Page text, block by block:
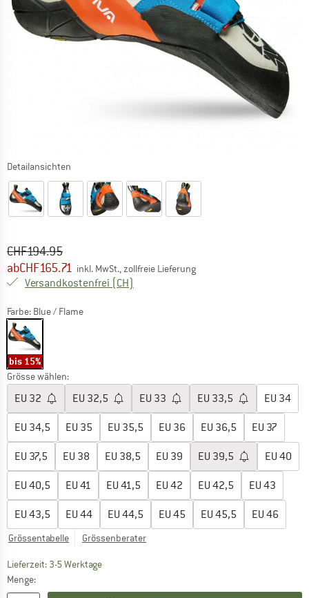
Detailansichten
Ursprünglicher Preis :
CHF194.95
Preis:
abCHF165.71 inkl. MwSt., zollfreie Lieferung
Versandkostenfrei (CH)
Farbe: Blue / Flame
bis 15%
Grösse wählen:
EU 32 EU 32,5 EU 33 EU 33,5 EU 34
EU 34,5 EU 35 EU 35,5 EU 36 EU 36,5 EU 37
EU 37,5 EU 38 EU 38,5 EU 39 EU 39,5 EU 40
EU 40,5 EU 41 EU 41,5 EU 42 EU 42,5 EU 43
EU 43,5 EU 44 EU 44,5 EU 45 EU 45,5 EU 46
Grössentabelle Grössenberater
Lieferzeit: 3-5 WerktageDer Link öffnet sich in einer Infobox und
Menge: